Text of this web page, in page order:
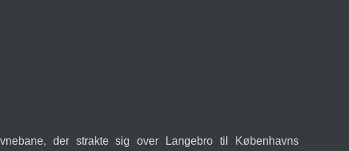
der strakte sig over Langebro til Københavns